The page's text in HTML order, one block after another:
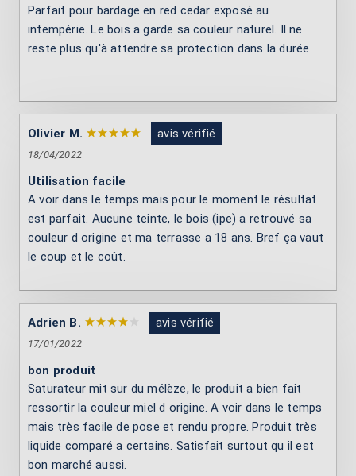
Parfait pour bardage en red cedar exposé au
intempérie. Le bois a garde sa couleur naturel. Il ne
reste plus qu'à attendre sa protection dans la durée
Olivier M. avis vérifié
18/04/2022
Utilisation facile
A voir dans le temps mais pour le moment le résultat
est parfait. Aucune teinte, le bois (ipe) a retrouvé sa
couleur d origine et ma terrasse a 18 ans. Bref ça vaut
le coup et le coût.
Adrien B. avis vérifié
17/01/2022
bon produit
Saturateur mit sur du mélèze, le produit a bien fait
ressortir la couleur miel d origine. A voir dans le temps
mais très facile de pose et rendu propre. Produit très
liquide comparé a certains. Satisfait surtout qu il est
bon marché aussi.